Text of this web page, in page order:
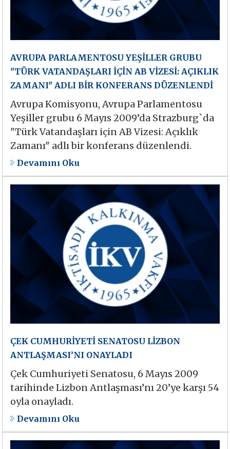
AVRUPA PARLAMENTOSU YEŞİLLER GRUBU
"TÜRK VATANDAŞLARI İÇİN AB VİZESİ: AÇIKLIK
ZAMANI" ADLI BİR KONFERANS DÜZENLENDİ
Avrupa Komisyonu, Avrupa Parlamentosu
Yeşiller grubu 6 Mayıs 2009’da Strazburg`da
"Türk Vatandaşları için AB Vizesi: Açıklık
Zamanı" adlı bir konferans düzenlendi.
Devamını Oku
ÇEK CUMHURİYETİ SENATOSU LİZBON
ANTLAŞMASI’NI ONAYLADI
Çek Cumhuriyeti Senatosu, 6 Mayıs 2009
tarihinde Lizbon Antlaşması’nı 20’ye karşı 54
oyla onayladı.
Devamını Oku